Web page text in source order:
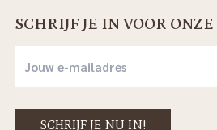
SCHRIJF JE IN VOOR ONZE